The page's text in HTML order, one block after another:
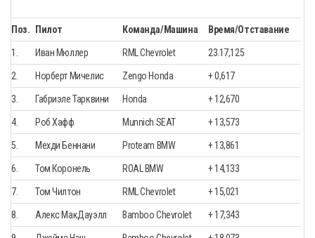
Поз. Пилот Команда/Машина Время/Отставание
1. Иван Мюллер RML Chevrolet 23.17,125
2. Норберт Мичелис Zengo Honda + 0,617
3. Габриэле Тарквини Honda + 12,670
4. Роб Хафф Munnich SEAT + 13,573
5. Мехди Беннани Proteam BMW + 13,861
6. Том Коронель ROAL BMW + 14,133
7. Том Чилтон RML Chevrolet + 15,021
8. Алекс МакДауэлл Bamboo Chevrolet + 17,343